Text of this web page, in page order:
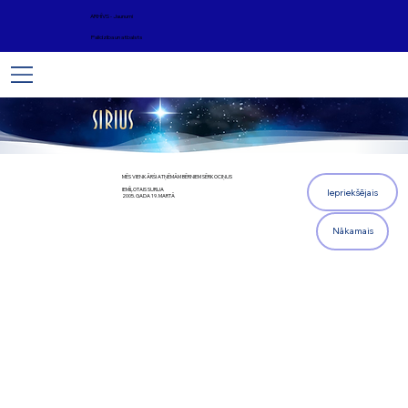
Palīdzība un atbalsts
ARHĪVS - Jaunumi
MĒS VIENKĀRŠI ATŅĒMĀM BĒRNIEM SĒRKOCIŅUS
IEMĪĻOTAIS SURIJA
2005. GADA 19. MARTĀ
Iepriekšējais
Nākamais